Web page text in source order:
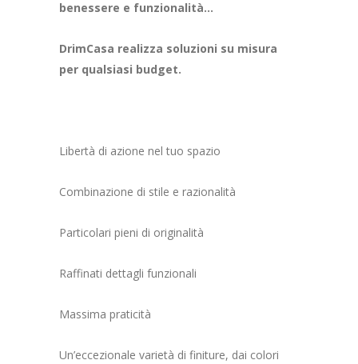
benessere e funzionalità…
DrimCasa realizza soluzioni su misura
per qualsiasi budget.
Libertà di azione nel tuo spazio
Combinazione di stile e razionalità
Particolari pieni di originalità
Raffinati dettagli funzionali
Massima praticità
Un’eccezionale varietà di finiture, dai colori